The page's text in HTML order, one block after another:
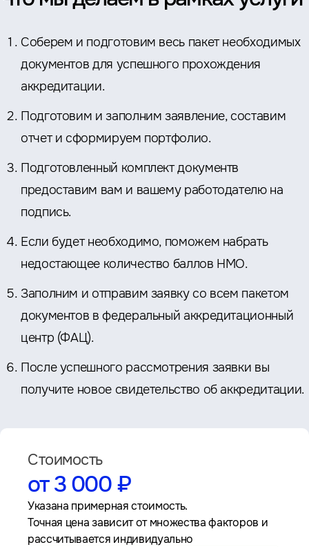
Соберем и подготовим весь пакет необходимых
документов для успешного прохождения
аккредитации.
Подготовим и заполним заявление, составим
отчет и сформируем портфолио.
Подготовленный комплект документв
предоставим вам и вашему работодателю на
подпись.
Если будет необходимо, поможем набрать
недостающее количество баллов НМО.
Заполним и отправим заявку со всем пакетом
документов в федеральный аккредитационный
центр (ФАЦ).
После успешного рассмотрения заявки вы
получите новое свидетельство об аккредитации.
Стоимость
от 3 000 ₽
Указана примерная стоимость.
Точная цена зависит от множества факторов и
рассчитывается индивидуально